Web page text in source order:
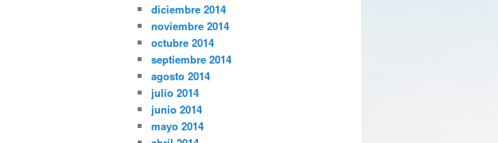
diciembre 2014
noviembre 2014
octubre 2014
septiembre 2014
agosto 2014
julio 2014
junio 2014
mayo 2014